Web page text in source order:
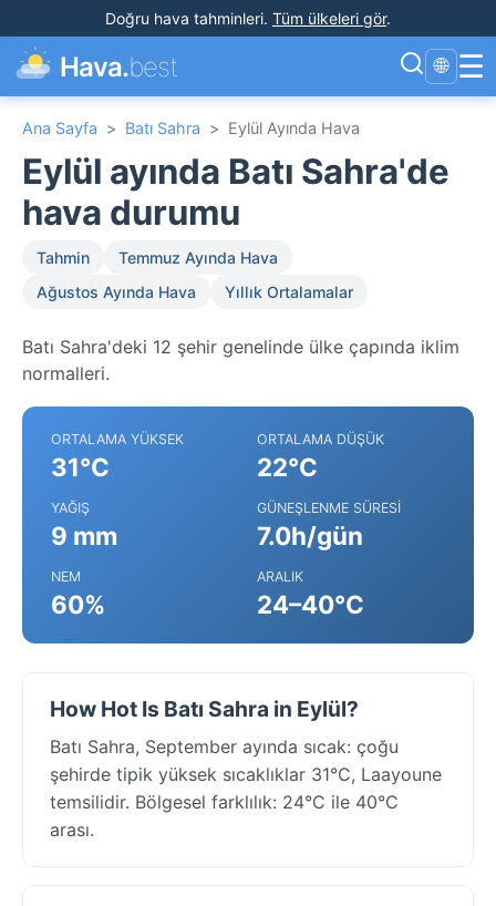
Doğru hava tahminleri. Tüm ülkeleri gör.
Hava.best 🌐 ☰
Ana Sayfa > Batı Sahra > Eylül Ayında Hava
Eylül ayında Batı Sahra'de
hava durumu
Tahmin
Temmuz Ayında Hava
Ağustos Ayında Hava
Yıllık Ortalamalar
Batı Sahra'deki 12 şehir genelinde ülke çapında iklim
normalleri.
ORTALAMA YÜKSEK
31°C
ORTALAMA DÜŞÜK
22°C
YAĞIŞ
9 mm
GÜNEŞLENME SÜRESI
7.0h/gün
NEM
60%
ARALIK
24–40°C
How Hot Is Batı Sahra in Eylül?
Batı Sahra, September ayında sıcak: çoğu
şehirde tipik yüksek sıcaklıklar 31°C, Laayoune
temsilidir. Bölgesel farklılık: 24°C ile 40°C
arası.